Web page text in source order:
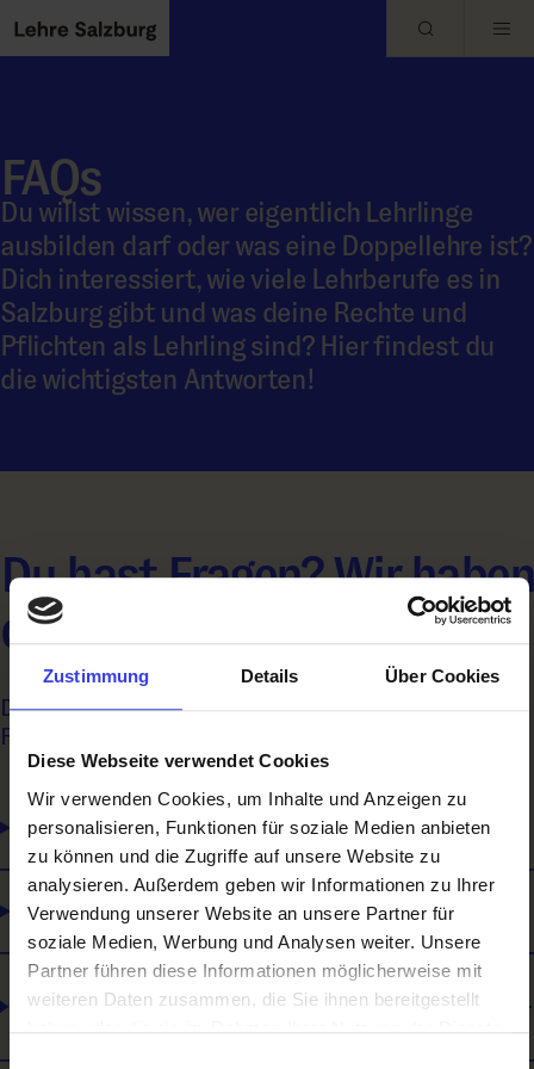
Zustimmung Details Über Cookies
Diese Webseite verwendet Cookies
Wir verwenden Cookies, um Inhalte und Anzeigen zu
personalisieren, Funktionen für soziale Medien anbieten
zu können und die Zugriffe auf unsere Website zu
analysieren. Außerdem geben wir Informationen zu Ihrer
Verwendung unserer Website an unsere Partner für
soziale Medien, Werbung und Analysen weiter. Unsere
Partner führen diese Informationen möglicherweise mit
weiteren Daten zusammen, die Sie ihnen bereitgestellt
Einwilligungsauswahl
Skip to main content
FAQs
Du willst wissen, wer eigentlich Lehrlinge
ausbilden darf oder was eine Doppellehre ist?
Dich interessiert, wie viele Lehrberufe es in
Salzburg gibt und was deine Rechte und
Pflichten als Lehrling sind? Hier findest du
die wichtigsten Antworten!
Du hast Fragen? Wir haben
die Antworten!
Der Übergang von der Schule zum Beruf wirft so manche
Fragen auf. Hier findest du alle Antworten dazu.
Was ist eine Lehre?
Welcher Lehrberuf passt zu mir?
Was ist eine Verlängerte Lehre und eine